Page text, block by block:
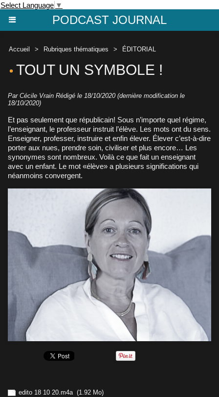
Select Language ▼
PODCAST JOURNAL
Accueil > Rubriques thématiques > ÉDITORIAL
TOUT UN SYMBOLE !
Par Cécile Vrain Rédigé le 18/10/2020 (dernière modification le
18/10/2020)
Et pas seulement que républicain! Sous n’importe quel régime,
l’enseignant, le professeur instruit l’élève. Les mots ont du sens.
Enseigner, professer, instruire et enfin élever. Élever c’est-à-dire
porter aux nues, prendre soin, civiliser et plus encore… Les
synonymes sont nombreux. Voilà ce que fait un enseignant
avec un enfant. Le mot «élève» a plusieurs significations qui
néanmoins convergent.
edito 18 10 20.m4a (1.92 Mo)